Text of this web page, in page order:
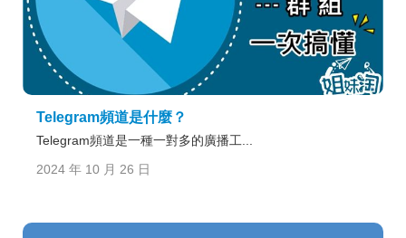
Telegram頻道是什麼？
Telegram頻道是一種一對多的廣播工...
2024 年 10 月 26 日